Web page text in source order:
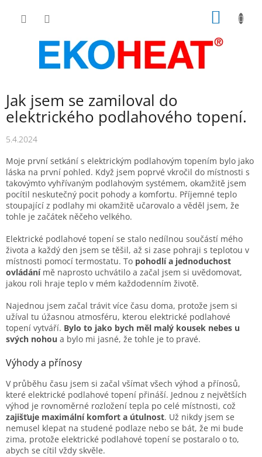
Jak jsem se zamiloval do
elektrického podlahového topení.
5.4.2024
Moje první setkání s elektrickým podlahovým topením bylo jako
láska na první pohled. Když jsem poprvé vkročil do místnosti s
takovýmto vyhřívaným podlahovým systémem, okamžitě jsem
pocítil neskutečný pocit pohody a komfortu. Příjemné teplo
stoupající z podlahy mi okamžitě učarovalo a věděl jsem, že
tohle je začátek něčeho velkého.
Elektrické podlahové topení se stalo nedílnou součástí mého
života a každý den jsem se těšil, až si zase pohraji s teplotou v
místnosti pomocí termostatu. To pohodlí a jednoduchost
ovládánímě naprosto uchvátilo a začal jsem si uvědomovat,
jakou roli hraje teplo v mém každodenním životě.
Najednou jsem začal trávit více času doma, protože jsem si
užíval tu úžasnou atmosféru, kterou elektrické podlahové
topení vytváří. Bylo to jako bych měl malý kousek nebes u
svých nohou a bylo mi jasné, že tohle je to pravé.
Výhody a přínosy
V průběhu času jsem si začal všímat všech výhod a přínosů,
které elektrické podlahové topení přináší. Jednou z největších
výhod je rovnoměrné rozložení tepla po celé místnosti, což
zajišťuje maximální komfort a útulnost. Už nikdy jsem se
nemusel klepat na studené podlaze nebo se bát, že mi bude
zima, protože elektrické podlahové topení se postaralo o to,
abych se cítil vždy skvěle.